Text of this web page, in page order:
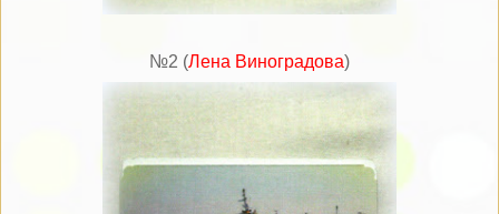
№2 (Лена Виноградова)